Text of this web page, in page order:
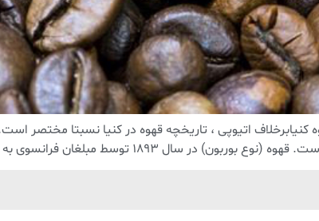
کنیابرخلاف اتیوپی ، تاریخچه قهوه در کنیا نسبتا مختصر